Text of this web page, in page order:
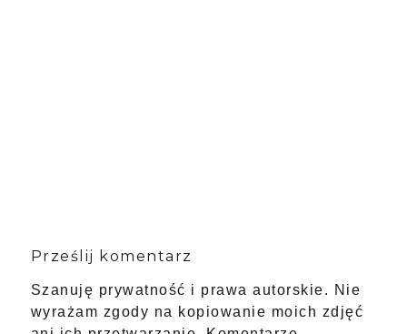
Prześlij komentarz
Szanuję prywatność i prawa autorskie. Nie
wyrażam zgody na kopiowanie moich zdjęć